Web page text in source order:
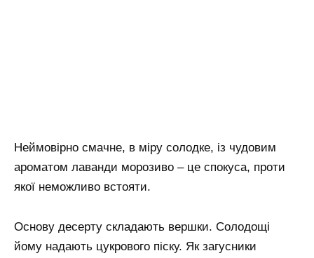
Неймовірно смачне, в міру солодке, із чудовим
ароматом лаванди морозиво – це спокуса, проти
якої неможливо встояти.
Основу десерту складають вершки. Солодощі
йому надають цукрового піску. Як загусники